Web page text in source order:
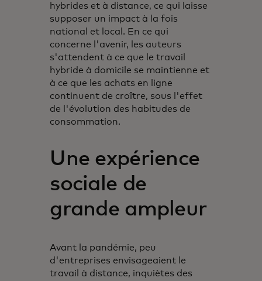
hybrides et à distance, ce qui laisse
supposer un impact à la fois
national et local. En ce qui
concerne l'avenir, les auteurs
s'attendent à ce que le travail
hybride à domicile se maintienne et
à ce que les achats en ligne
continuent de croître, sous l'effet
de l'évolution des habitudes de
consommation.
Une expérience
sociale de
grande ampleur
Avant la pandémie, peu
d'entreprises envisageaient le
travail à distance, inquiètes des